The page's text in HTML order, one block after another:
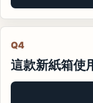
Q4
這款新紙箱使